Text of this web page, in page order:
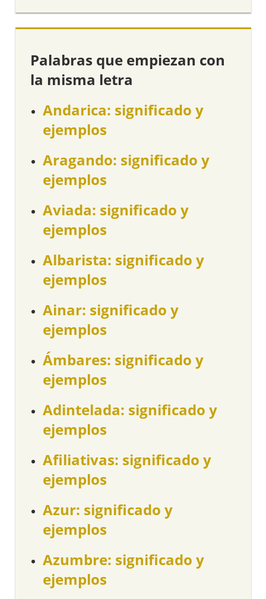
Palabras que empiezan con
la misma letra
Andarica: significado y
ejemplos
Aragando: significado y
ejemplos
Aviada: significado y
ejemplos
Albarista: significado y
ejemplos
Ainar: significado y
ejemplos
Ámbares: significado y
ejemplos
Adintelada: significado y
ejemplos
Afiliativas: significado y
ejemplos
Azur: significado y
ejemplos
Azumbre: significado y
ejemplos